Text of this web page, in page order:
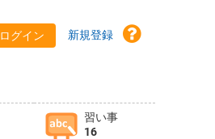
ログイン 新規登録
習い事
16